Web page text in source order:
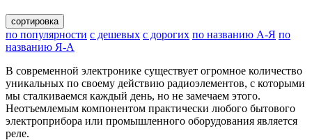
сортировка
по популярности с дешевых с дорогих по названию А-Я по
названию Я-А
В современной электронике существует огромное количество
уникальных по своему действию радиоэлементов, с которыми
мы сталкиваемся каждый день, но не замечаем этого.
Неотъемлемым компонентом практически любого бытового
электроприбора или промышленного оборудования является
реле.